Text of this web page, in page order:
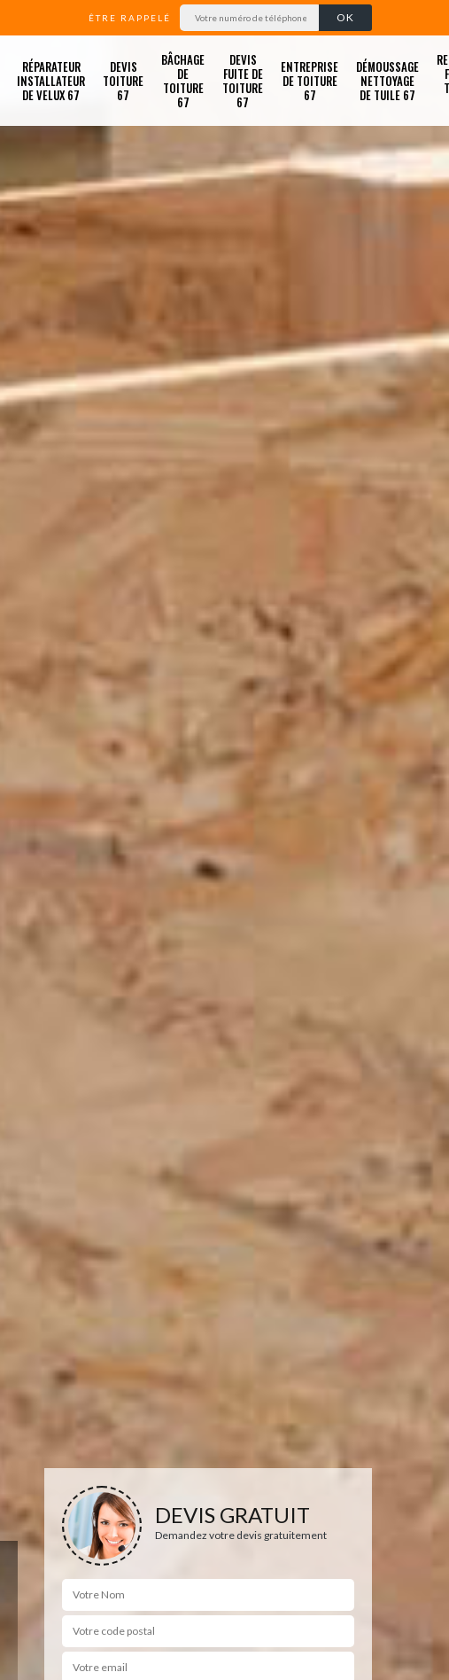
ÊTRE RAPPELÉ
RÉPARATEUR
INSTALLATEUR
DE VELUX 67
DEVIS
TOITURE
67
BÂCHAGE
DE
TOITURE
67
DEVIS
FUITE DE
TOITURE
67
ENTREPRISE
DE TOITURE
67
DÉMOUSSAGE
NETTOYAGE
DE TUILE 67
DEVIS GRATUIT
Demandez votre devis gratuitement